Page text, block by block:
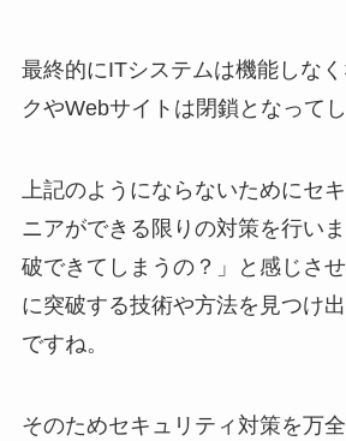
最終的にITシステムは機能しな
クやWebサイトは閉鎖となって
上記のようにならないためにセ
ニアができる限りの対策を行い
破できてしまうの？」と感じさ
に突破する技術や方法を見つけ
ですね。
そのためセキュリティ対策を万